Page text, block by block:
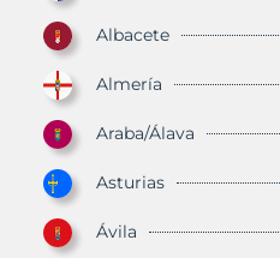
Albacete
Almería
Araba/Álava
Asturias
Ávila